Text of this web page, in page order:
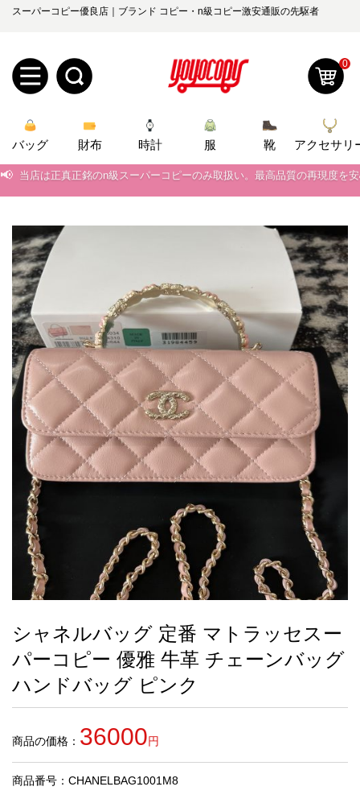
スーパーコピー優良店｜ブランド コピー・n級コピー激安通販の先駆者
規
ユ
ザ
ー
登
録
ロ
グ
ン
オ
ー
ダ
ー
お
知
ら
yoyocopys@gmail.com
2026人気特集
バッグ
財布
時計
服
ズボン
衣装セット
靴
住まい用品
アクセサリー
ベルト
スカーフ
アイフォーンケ
ース
小物
お
す
め
商
人
0
バッグ 財布 時計 服 靴
アクセサリ
📢 新作入荷！ルイ・ヴィトンスーパーコピー バッグ最新モデルが登場。
📢 当店は正真正銘のn級スーパーコピーのみ取扱い。最高品質の再現度を
📢 2026春の新作続々更新中！期間中のご注文でお得な割引をご利用いただ
📢 新作入荷！ルイ・ヴィトンスーパーコピー バッグ最新モデルが登場。
シャネルバッグ 定番 マトラッセスー
パーコピー 優雅 牛革 チェーンバッグ
ハンドバッグ ピンク
商品の価格： 36000円
商品番号：CHANELBAG1001M8